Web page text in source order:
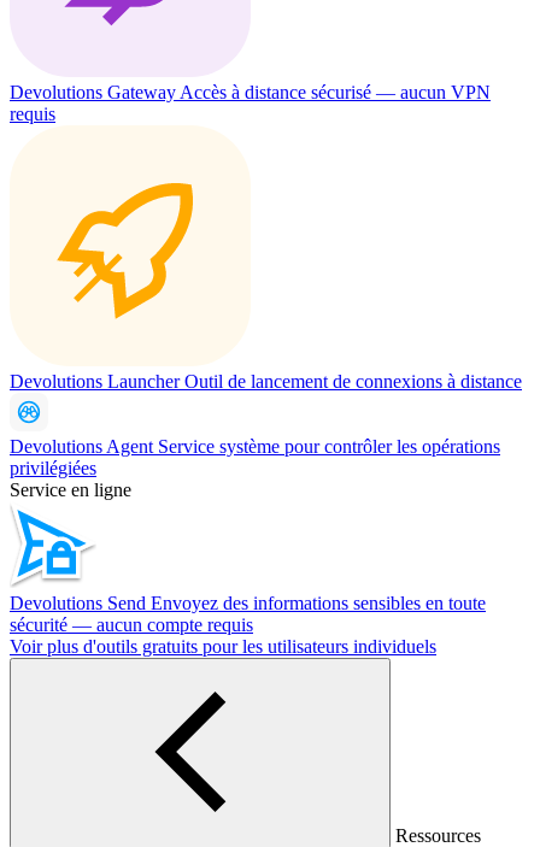
Devolutions Gateway Accès à distance sécurisé — aucun VPN
requis
Devolutions LauncherOutil de lancement de connexions à distance
Devolutions Agent Service système pour contrôler les opérations
privilégiées
Service en ligne
Devolutions Send Envoyez des informations sensibles en toute
sécurité — aucun compte requis
Voir plus d'outils gratuits pour les utilisateurs individuels
Ressources